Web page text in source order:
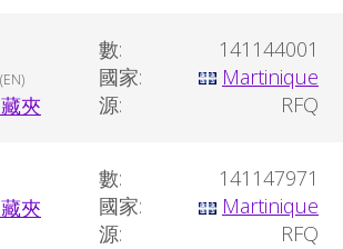
(EN)
數:
141144001
國家:
Martinique
源:
RFQ
數:
141147971
國家:
Martinique
源:
RFQ